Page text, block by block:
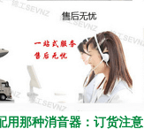
用那种消音器：订货注